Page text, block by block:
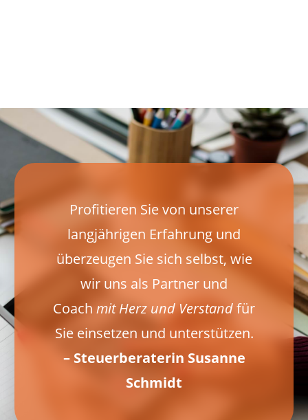
Profitieren Sie von unserer
langjährigen Erfahrung und
überzeugen Sie sich selbst, wie
wir uns als Partner und
Coach mit Herz und Verstandfür
Sie einsetzen und unterstützen.
– Steuerberaterin Susanne
Schmidt